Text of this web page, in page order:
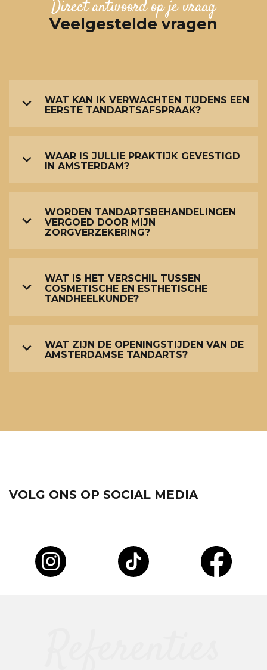
Direct antwoord op je vraag
Veelgestelde vragen
WAT KAN IK VERWACHTEN TIJDENS EEN
EERSTE TANDARTSAFSPRAAK?
WAAR IS JULLIE PRAKTIJK GEVESTIGD
IN AMSTERDAM?
WORDEN TANDARTSBEHANDELINGEN
VERGOED DOOR MIJN
ZORGVERZEKERING?
WAT IS HET VERSCHIL TUSSEN
COSMETISCHE EN ESTHETISCHE
TANDHEELKUNDE?
WAT ZIJN DE OPENINGSTIJDEN VAN DE
AMSTERDAMSE TANDARTS?
VOLG ONS OP SOCIAL MEDIA